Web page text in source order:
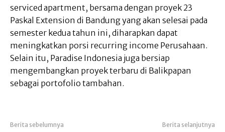
serviced apartment, bersama dengan proyek 23
Paskal Extension di Bandung yang akan selesai pada
semester kedua tahun ini, diharapkan dapat
meningkatkan porsi recurring income Perusahaan.
Selain itu, Paradise Indonesia juga bersiap
mengembangkan proyek terbaru di Balikpapan
sebagai portofolio tambahan.
Berita sebelumnya Berita selanjutnya